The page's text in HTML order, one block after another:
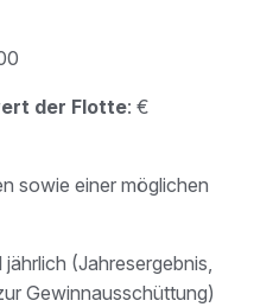
der Flotte: €
sowie einer möglichen
jährlich (Jahresergebnis,
Gewinnausschüttung)